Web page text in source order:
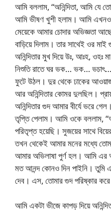
আমি বললাম, “অনিন্দিতা, আমি যে
আমি ভীষণ খুশী হলাম। আমি এখনও
মেয়েকে আমার চোদার অভিজ্ঞতা
বাড়িয়ে দিলাম। তার সাথেই ওর
অনিন্দিতার মুখ দিয়ে উঃ, আঃহ, ওহঃ
নিশুতি রাতে ঘর ভক… ভক…
ফুটে উঠল। দুর থেকে ঢাকের
আর অনিন্দিতার কোমর দুলছিল।
অনিন্দিতার গুদ আমার বীর্যে ভরে
তৃপ্তি পেলাম। আমি ওকে বললাম,
পরিতৃপ্ত হয়েছি। সুজয়ের সাথে
তখন থেকেই আমার মনের মধ্যে
আমার অভিলাষা পুর্ণ হল। আমি
মত আনন্দ কোনও দিন পাইনি। তুমি
দেব। এস, তোমার গুদ পরিষ্কার
আমি একটা ভীজে কাপড় দিয়ে